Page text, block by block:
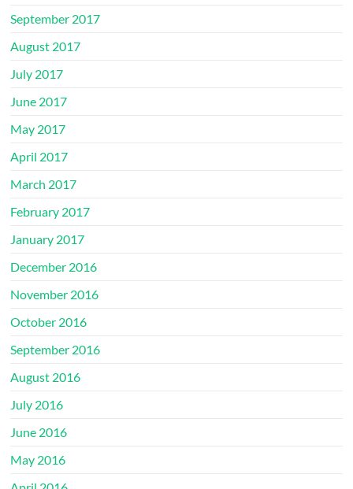
September 2017
August 2017
July 2017
June 2017
May 2017
April 2017
March 2017
February 2017
January 2017
December 2016
November 2016
October 2016
September 2016
August 2016
July 2016
June 2016
May 2016